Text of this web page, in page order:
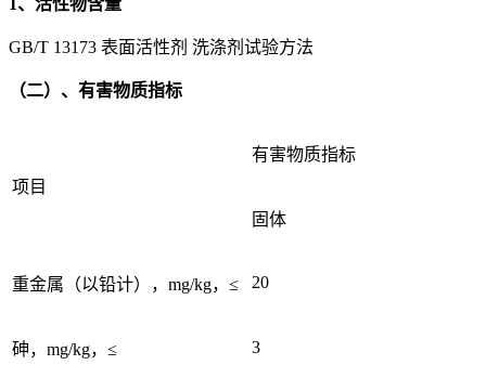
GB/T 13173 表面活性剂 洗涤剂试验方法
（二）、有害物质指标
项目
有害物质指标
固体
重金属（以铅计），mg/kg，≤ 20
砷，mg/kg，≤ 3